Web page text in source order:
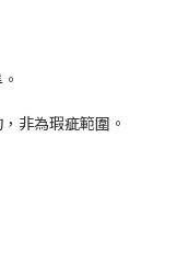
非為瑕疵範圍。